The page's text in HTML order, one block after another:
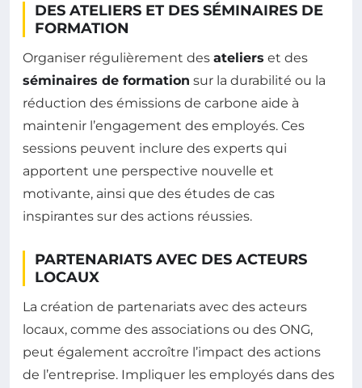
DES ATELIERS ET DES SÉMINAIRES DE
FORMATION
Organiser régulièrement des ateliers et des
séminaires de formation sur la durabilité ou la
réduction des émissions de carbone aide à
maintenir l’engagement des employés. Ces
sessions peuvent inclure des experts qui
apportent une perspective nouvelle et
motivante, ainsi que des études de cas
inspirantes sur des actions réussies.
PARTENARIATS AVEC DES ACTEURS
LOCAUX
La création de partenariats avec des acteurs
locaux, comme des associations ou des ONG,
peut également accroître l’impact des actions
de l’entreprise. Impliquer les employés dans des